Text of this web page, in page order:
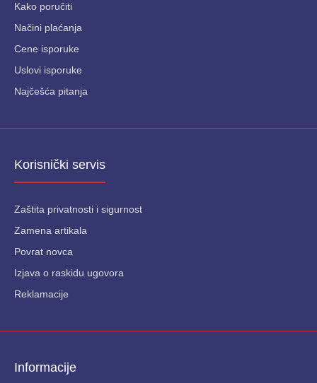
Kako poručiti
Načini plaćanja
Cene isporuke
Uslovi isporuke
Najčešća pitanja
Korisnički servis
Zaštita privatnosti i sigurnost
Zamena artikala
Povrat novca
Izjava o raskidu ugovora
Reklamacije
Informacije